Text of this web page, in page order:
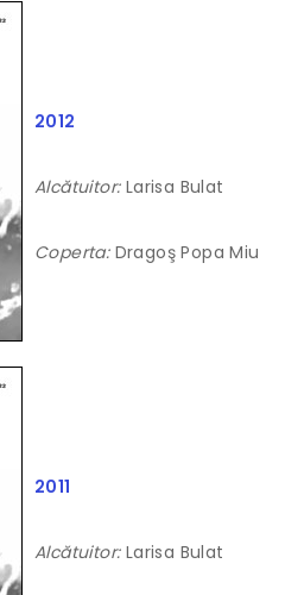
2012
Alcătuitor: Larisa Bulat
Coperta: Dragoş Popa Miu
2011
Alcătuitor: Larisa Bulat